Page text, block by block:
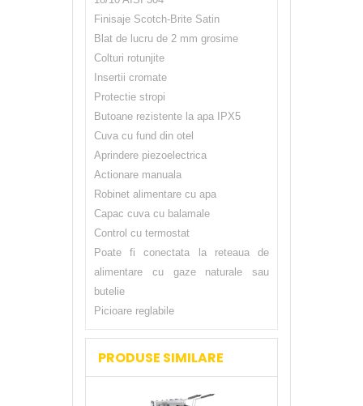
Finisaje Scotch-Brite Satin
Blat de lucru de 2 mm grosime
Colturi rotunjite
Insertii cromate
Protectie stropi
Butoane rezistente la apa IPX5
Cuva cu fund din otel
Aprindere piezoelectrica
Actionare manuala
Robinet alimentare cu apa
Capac cuva cu balamale
Control cu termostat
Poate fi conectata la reteaua de
alimentare cu gaze naturale sau
butelie
Picioare reglabile
PRODUSE SIMILARE